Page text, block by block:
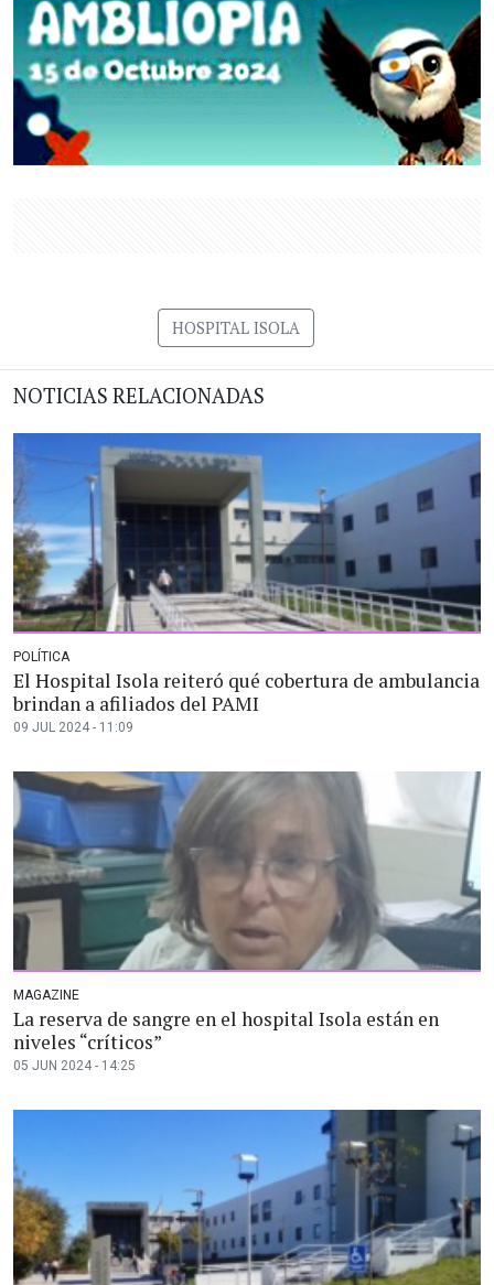
HOSPITAL ISOLA
NOTICIAS RELACIONADAS
POLÍTICA
El Hospital Isola reiteró qué cobertura de ambulancia
brindan a afiliados del PAMI
09 JUL 2024 - 11:09
MAGAZINE
La reserva de sangre en el hospital Isola están en
niveles “críticos”
05 JUN 2024 - 14:25